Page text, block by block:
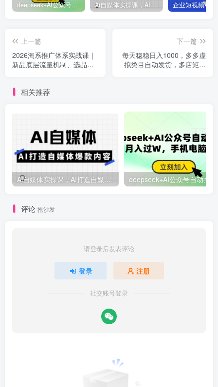
deepseek+AI公众号自动挣钱，轻松月入过W，手机电脑都可做 Ai自媒体实操课，AI打造自媒体爆款内容
上一篇
2026淘系推广体系实战课｜
新品底层流量机制、选品定
款复制全流程
下一篇
每天稳稳日入1000，多多虚
拟类目自动发货，多店矩阵
相关推荐
Ai自媒体实操课，AI打造自媒体爆款内容
评论 抢沙发
请登录后发表评论
登录 注册
社交账号登录